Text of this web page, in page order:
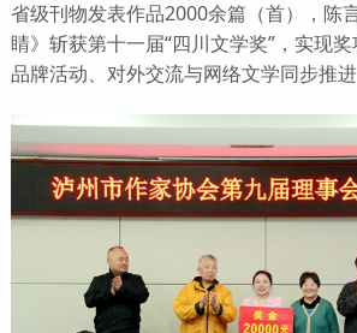
省级刊物发表作品2000余篇（首），陈
睛》斩获第十一届“四川文学奖”，实现奖
品牌活动、对外交流与网络文学同步推进